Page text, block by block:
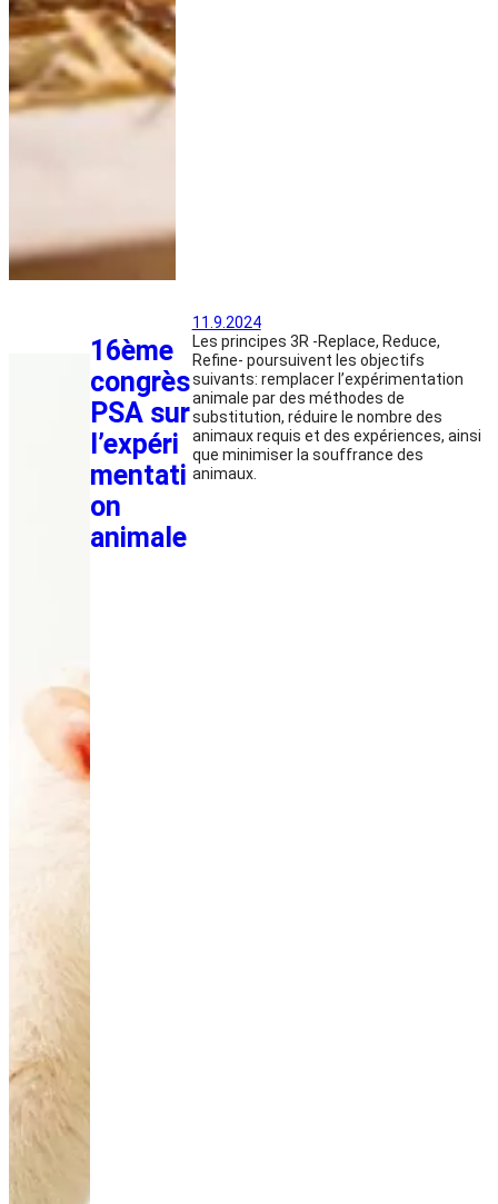
16ème
congrès
PSA sur
l’expéri
mentati
on
animale
11.9.2024
Les principes 3R -Replace, Reduce,
Refine- poursuivent les objectifs
suivants: remplacer l’expérimentation
animale par des méthodes de
substitution, réduire le nombre des
animaux requis et des expériences, ainsi
que minimiser la souffrance des
animaux.